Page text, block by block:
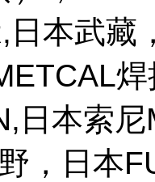
本武藏
日本索
，日本